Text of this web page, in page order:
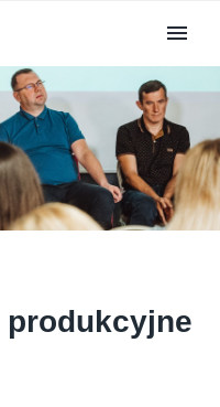
produkcyjne